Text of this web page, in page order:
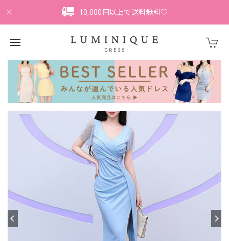
10,000円以上で送料無料♡